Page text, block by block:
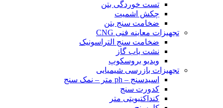
تست خوردگی بتن
چکش اشمیت
ضخامت سنج بتن
تجهیزات معاینه فنی CNG
ضخامت سنج التراسونیک
نشت یاب گاز
ویدیو بروسکوپ
تجهیزات بازرسی شیمیایی
اسیدسنج – ph متر – نمک سنج
کدورت سنج
کنداکتیویتی متر